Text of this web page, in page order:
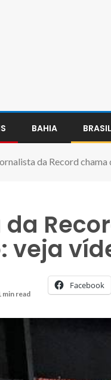
BAHIA BRASIL
da Record chama
veja
min read
Facebook